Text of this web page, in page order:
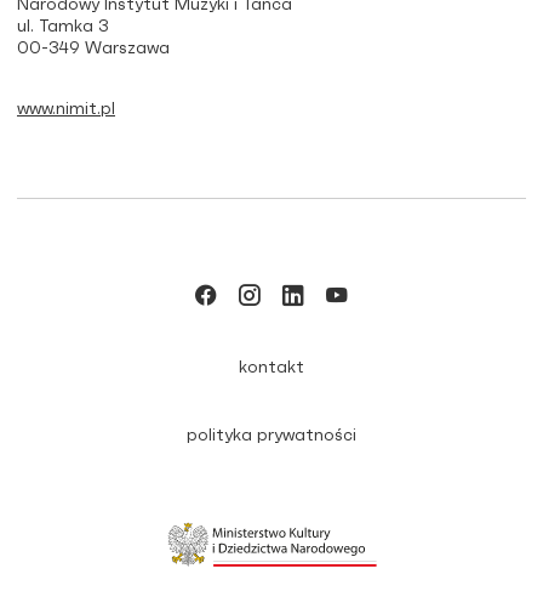
Narodowy Instytut Muzyki i Tańca
ul. Tamka 3
00-349 Warszawa
www.nimit.pl
kontakt
polityka prywatności